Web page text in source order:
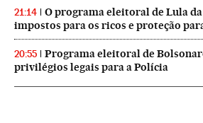
21:14
O programa eleitoral de Lula
impostos para os ricos e proteção
20:55
Programa eleitoral de
privilégios legais para a Polícia